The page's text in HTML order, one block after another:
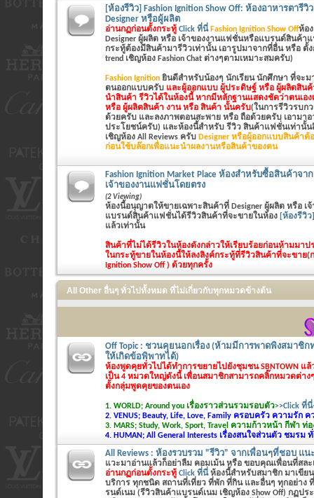
[ห้องรีวิว] Fashion Ignition Show Off: ห้องอาหารตารี
Designer หรือผู้ผลิต
อ่านกฏก่อนตั้งกระทู้ Click ที่นี่ Fashion Ignition Show Offห้อ
Designer ผู้ผลิต หรือ เจ้าของงานแฟชั่นหรือแบรนด์สินค้า
กระทู้ต้องมีสินค้ามารีวิวเท่านั้น เอารูปมาจากที่อื่น หรือ ตั้
trend เชิญห้อง Fashion Chat ต่างๆตามเหมาะสมครับ)
Fashion Ignitionยินดีสำหรับน้องๆ นักเรียน นักศึกษา ที่จะม
ตนออกแบบครับ และผู้ออกแบบ ผู้ประดิษฐ์ หรือ ผู้ผลิตสินค้า
นำสินค้า รีวิวได้ในห้องนี้ หากมีหลักฐานแสดงชัดว่าตนเอ
หรือ ผู้ผลิตสินค้า งาน หรือ สินค้า นั้นครับ(ในการรีวิวรบก
ด้วยครับ และลงภาพตอนสะพาย หรือ ถือด้วยครับ เอามาอ
ประโยชน์ครับ) และห้องนี้สำหรับ รีวิว สินค้าแฟชั่นเท่านั้
เชิญห้อง All Reviews ครับ Designer หรือผู้ออกแบบสินค้า
ก่อนใช้บล๊อกเพื่อแนะนำผลงานหรือสินค้าของตน
Fashion Ignition Market Place ห้องสำหรับซื้อสินค้าจา
เจ้าของงานแฟชั่นโดยตรง
(2 Viewing)
ห้องนี้อนุญาตให้ขายเฉพาะสินค้าที่ Designer ผู้ผลิต หรือ เ
แบรนด์สินค้าแฟชั่นได้รีวิวสินค้าที่จะขายในห้อง [ห้องรีวิว]
แล้วเท่านั้น
สินค้าที่ไม่ได้รีวิวในห้องดังกล่าวให้เรียบร้อยก่อนห้ามมาป
ในกระทู้ขายในห้องนี้ให้ลงลิงค์กระทู้ที่รีวิวสินค้าที่จะขาย(ก
Ignition Show Off ) ด้วยทุกครั้ง
All Other อื่นๆ ทั่วไปทั้งหมด ที่ไม่เกี่ยวกับทุกหมวดข้างต้น
Off Topic : ชวนคุยนอกเรื่อง (ห้ามมีการพาดพิงสมาชิ
ให้เกิดข้อพิพาทได้)
ห้องพูดคุยทั่วไปได้ทำการขยายไปยังชุมชน SBNTOWN แ
เป็น 4 หมวดใหญ่ดังนี้ เพื่อนสมาชิกสามารถคลิ๊กหมวดต่าง
ตั้งกลุ่มพูดคุยของตนเอง
1. WORLD; Around you เรื่องราวส่วนรวมรอบตัว>>Click ที่นี่
2. VENUS; Beauty, Life, Love, Family ครอบครัว ความรัก
3. MARS; Study, Work, Sport, Travel ความก้าวหน้า กีฬา ท่อ
4. HUMAN; All General Interests เรื่องสนใจส่วนตัว ชมรม
All Reviews : ห้องรวบรวม "รีวิว" จากเพื่อนๆที่ชอบ แน
แวะมาอ่านแล้วก็อย่าลืม คอมเม้น หรือ ขอบคุณเพื่อนที่สล
อ่านกฏก่อนตั้งกระทู้ Click ที่นี่ ห้องนี้สำหรับสมาชิก มาเขีย
บริการ ทุกชนิด สถานที่เที่ยว ที่พัก ที่กิน และอื่นๆ ทุกอย่าง
รนด์เนม (รีวิวสินค้าแบรนด์เนม เชิญห้อง Show Off) กฏปร